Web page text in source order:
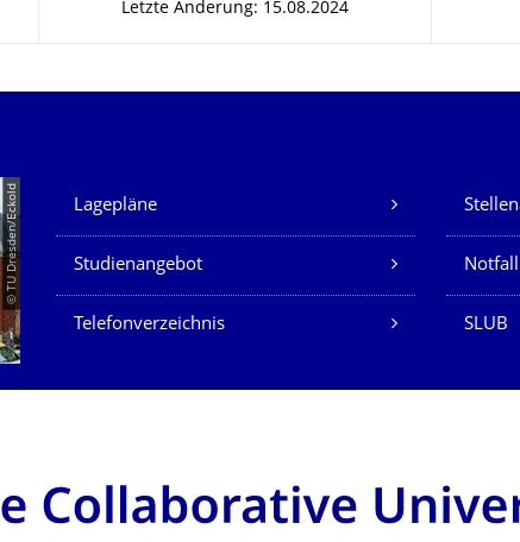
Letzte Änderung: 15.08.2024
© TU Dresden/Eckold Unsere Dienste
Lagepläne
Studienangebot
Telefonverzeichnis SLUB